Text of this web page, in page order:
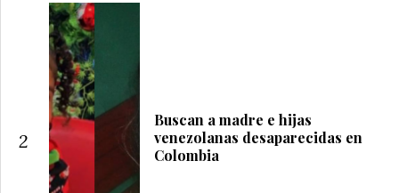
2
Buscan a madre e hijas
venezolanas desaparecidas en
Colombia